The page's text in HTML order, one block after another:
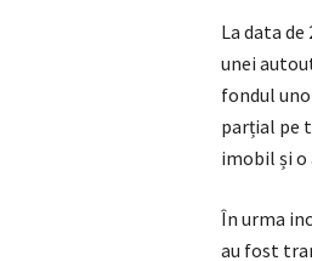
La data
unei
fondul
parțial pe
imobil și o
În urma
au fost